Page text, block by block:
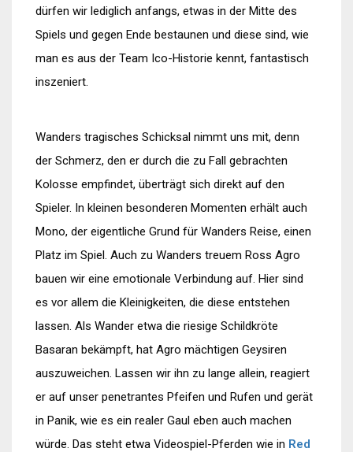
dürfen wir lediglich anfangs, etwas in der Mitte des
Spiels und gegen Ende bestaunen und diese sind, wie
man es aus der Team Ico-Historie kennt, fantastisch
inszeniert.
Wanders tragisches Schicksal nimmt uns mit, denn
der Schmerz, den er durch die zu Fall gebrachten
Kolosse empfindet, überträgt sich direkt auf den
Spieler. In kleinen besonderen Momenten erhält auch
Mono, der eigentliche Grund für Wanders Reise, einen
Platz im Spiel. Auch zu Wanders treuem Ross Agro
bauen wir eine emotionale Verbindung auf. Hier sind
es vor allem die Kleinigkeiten, die diese entstehen
lassen. Als Wander etwa die riesige Schildkröte
Basaran bekämpft, hat Agro mächtigen Geysiren
auszuweichen. Lassen wir ihn zu lange allein, reagiert
er auf unser penetrantes Pfeifen und Rufen und gerät
in Panik, wie es ein realer Gaul eben auch machen
würde. Das steht etwa Videospiel-Pferden wie in Red